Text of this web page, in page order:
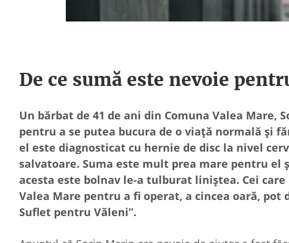
De ce sumă este nevoie
Un bărbat de 41 de ani din Comuna Valea
pentru a se putea bucura de o viață normală şi
el este diagnosticat cu hernie de disc la nivel
salvatoare. Suma este mult prea mare pentru el
acesta este bolnav le-a tulburat liniștea. Cei
Valea Mare pentru a fi operat, a cincea oară,
Suflet pentru Văleni”.